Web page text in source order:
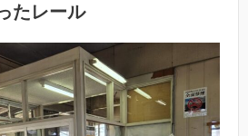
たレール